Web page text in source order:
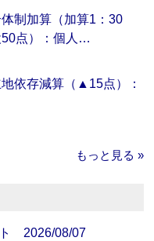
制加算（加算1：30
50点）：個人…
依存減算（▲15点）：
もっと見る »
ト 2026/08/07